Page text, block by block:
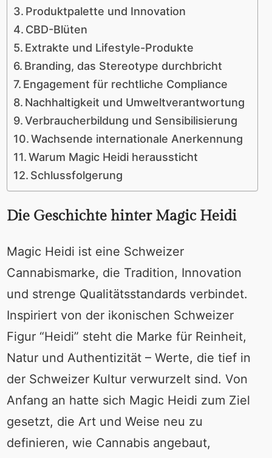
Produktpalette und Innovation
CBD-Blüten
Extrakte und Lifestyle-Produkte
Branding, das Stereotype durchbricht
Engagement für rechtliche Compliance
Nachhaltigkeit und Umweltverantwortung
Verbraucherbildung und Sensibilisierung
Wachsende internationale Anerkennung
Warum Magic Heidi heraussticht
Schlussfolgerung
Die Geschichte hinter Magic Heidi
Magic Heidi ist eine Schweizer
Cannabismarke, die Tradition, Innovation
und strenge Qualitätsstandards verbindet.
Inspiriert von der ikonischen Schweizer
Figur “Heidi” steht die Marke für Reinheit,
Natur und Authentizität – Werte, die tief in
der Schweizer Kultur verwurzelt sind. Von
Anfang an hatte sich Magic Heidi zum Ziel
gesetzt, die Art und Weise neu zu
definieren, wie Cannabis angebaut,